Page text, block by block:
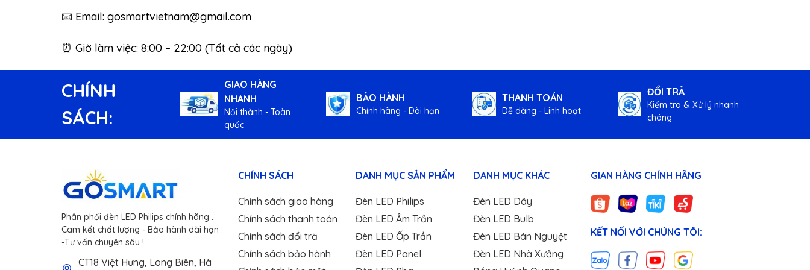
📧 Email: gosmartvietnam@gmail.com
⏰ Giờ làm việc: 8:00 – 22:00 (Tất cả các ngày)
CHÍNH
SÁCH:
GIAO HÀNG
NHANH
Nội thành - Toàn
quốc
BẢO HÀNH
Chính hãng - Dài hạn
THANH TOÁN
Dễ dàng - Linh hoạt
ĐỔI TRẢ
Kiểm tra & Xử lý nhanh
chóng
Phân phối đèn LED Philips chính hãng .
Cam kết chất lượng - Bảo hành dài hạn
-Tư vấn chuyên sâu !
CT18 Việt Hưng, Long Biên, Hà
CHÍNH SÁCH
Chính sách giao hàng
Chính sách thanh toán
Chính sách đổi trả
Chính sách bảo hành
DANH MỤC SẢN PHẨM
Đèn LED Philips
Đèn LED Âm Trần
Đèn LED Ốp Trần
Đèn LED Panel
DANH MỤC KHÁC
Đèn LED Dây
Đèn LED Bulb
Đèn LED Bán Nguyệt
Đèn LED Nhà Xưởng
GIAN HÀNG CHÍNH HÃNG
KẾT NỐI VỚI CHÚNG TÔI: